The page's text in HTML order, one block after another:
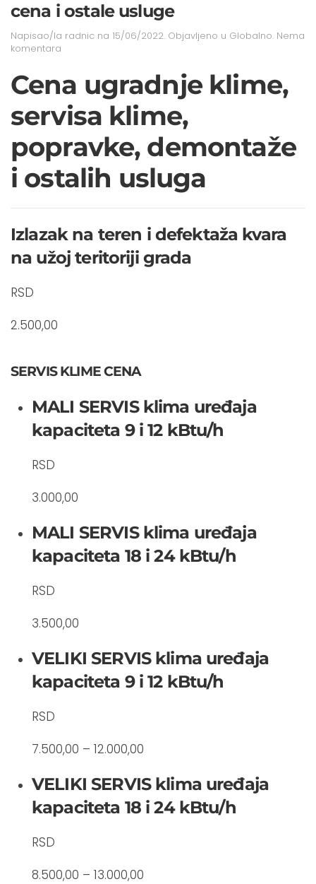
cena i ostale usluge
Napisao/la radnic na 15/06/2022. Objavljeno u Globalno. Nema
komentara
cena,
servis
klime
cena
ostale
Cena ugradnje klime,
servisa klime,
popravke, demontaže
i ostalih usluga
Izlazak na teren i defektaža kvara
na užoj teritoriji grada
RSD
2.500,00
SERVIS KLIME CENA
MALI SERVIS klima uređaja
kapaciteta 9 i 12 kBtu/h
RSD
3.000,00
MALI SERVIS klima uređaja
kapaciteta 18 i 24 kBtu/h
RSD
3.500,00
VELIKI SERVIS klima uređaja
kapaciteta 9 i 12 kBtu/h
RSD
7.500,00 – 12.000,00
VELIKI SERVIS klima uređaja
kapaciteta 18 i 24 kBtu/h
RSD
8.500,00 – 13.000,00